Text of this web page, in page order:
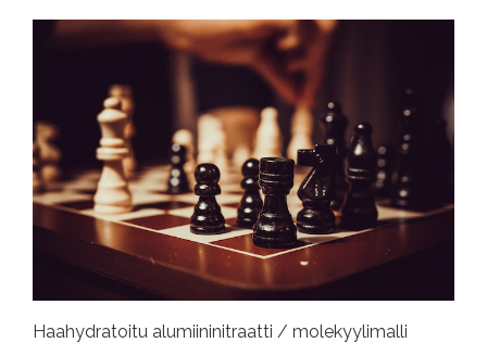
Haahydratoitu alumiininitraatti / molekyylimalli